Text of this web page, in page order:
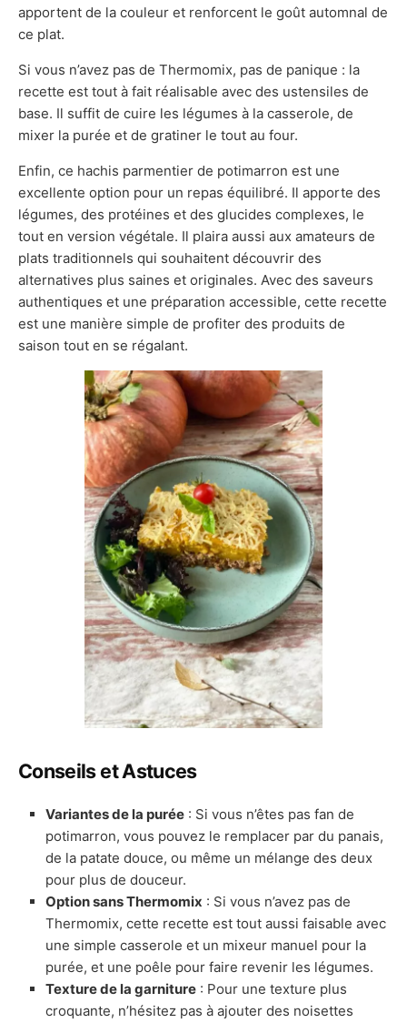
apportent de la couleur et renforcent le goût automnal de
ce plat.
Si vous n’avez pas de Thermomix, pas de panique : la
recette est tout à fait réalisable avec des ustensiles de
base. Il suffit de cuire les légumes à la casserole, de
mixer la purée et de gratiner le tout au four.
Enfin, ce hachis parmentier de potimarron est une
excellente option pour un repas équilibré. Il apporte des
légumes, des protéines et des glucides complexes, le
tout en version végétale. Il plaira aussi aux amateurs de
plats traditionnels qui souhaitent découvrir des
alternatives plus saines et originales. Avec des saveurs
authentiques et une préparation accessible, cette recette
est une manière simple de profiter des produits de
saison tout en se régalant.
Conseils et Astuces
Variantes de la purée : Si vous n’êtes pas fan de
potimarron, vous pouvez le remplacer par du panais,
de la patate douce, ou même un mélange des deux
pour plus de douceur.
Option sans Thermomix : Si vous n’avez pas de
Thermomix, cette recette est tout aussi faisable avec
une simple casserole et un mixeur manuel pour la
purée, et une poêle pour faire revenir les légumes.
Texture de la garniture : Pour une texture plus
croquante, n’hésitez pas à ajouter des noisettes